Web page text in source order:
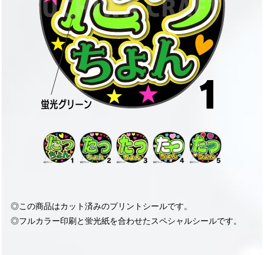
◎この商品はカット済みのプリントシールです。
◎フルカラー印刷と蛍光紙を合わせたスペシャルシールです。